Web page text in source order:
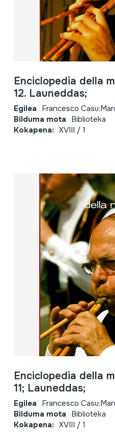
Enciclopedia della
12. Launeddas;
Egilea Francesco
Bilduma mota Biblioteka
Kokapena: XVIII / 1
Enciclopedia della
11; Launeddas;
Egilea Francesco
Bilduma mota Biblioteka
Kokapena: XVIII / 1